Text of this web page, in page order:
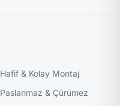
Hafif & Kolay Montaj
Paslanmaz & Çürümez